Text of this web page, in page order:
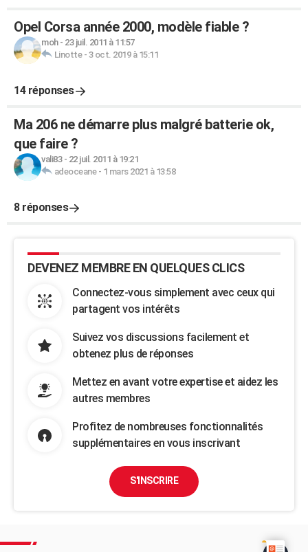
Opel Corsa année 2000, modèle fiable ?
moh- 23 juil. 2011 à 11:57
Linotte- 3 oct. 2019 à 15:11
14 réponses
Ma 206 ne démarre plus malgré batterie ok,
que faire ?
vali83- 22 juil. 2011 à 19:21
adeoceane- 1 mars 2021 à 13:58
8 réponses
DEVENEZ MEMBRE EN QUELQUES CLICS
Connectez-vous simplement avec ceux qui
partagent vos intérêts
Suivez vos discussions facilement et
obtenez plus de réponses
Mettez en avant votre expertise et aidez les
autres membres
Profitez de nombreuses fonctionnalités
supplémentaires en vous inscrivant
S'INSCRIRE